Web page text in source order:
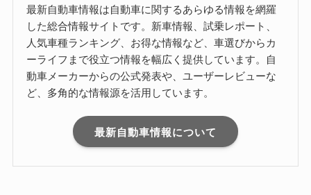
最新自動車情報は自動車に関するあらゆる情報を網羅
した総合情報サイトです。新車情報、試乗レポート、
人気車種ランキング、お得な情報など、車選びからカ
ーライフまで役立つ情報を幅広く提供しています。自
動車メーカーからの公式発表や、ユーザーレビューな
ど、多角的な情報源を活用しています。
最新自動車情報について